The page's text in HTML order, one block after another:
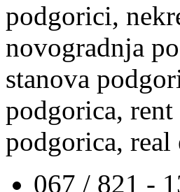
podgorici,
novogradnja
stanova
podgorica,
podgorica, real
067 / 821 -